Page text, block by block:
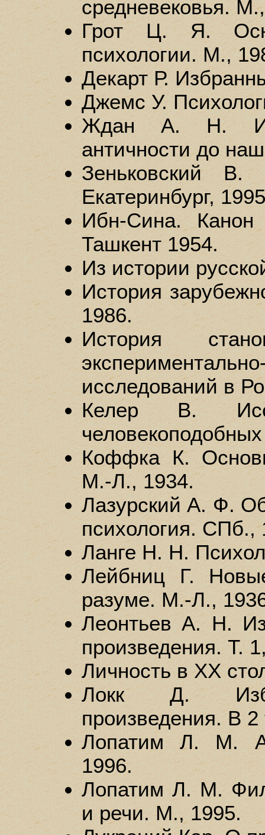
средневековья.
Грот Ц. Я.
психологии. М.,
Декарт Р.
Джемс У.
Ждан А. Н.
античности до
Зеньковский В.
Екатеринбург,
Ибн-Сина.
Ташкент 1954.
Из истории
История
1986.
История
исследований в
Келер В.
Коффка К.
М.-Л., 1934.
Лазурский А. Ф.
психология. СПб.,
Ланге Н. Н.
Лейбниц Г.
разуме. М.-Л.,
Леонтьев А. Н.
произведения. Т.
Личность в XX
Локк Д.
произведения. В
Лопатим Л. М.
1996.
Лопатим Л. М.
и речи. М., 1995.